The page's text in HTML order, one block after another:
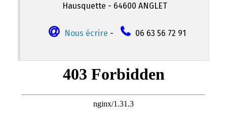
Hausquette - 64600 ANGLET
Nous écrire - 06 63 56 72 91